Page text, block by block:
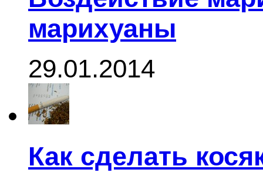
марихуаны
29.01.2014
Как сделать